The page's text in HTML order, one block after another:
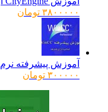
۳۸۰۰۰۰۰ تومان
آموزش پیشرفته نرم‌افزار Wincc به صورت تصویری
۳۰۰۰۰۰ تومان